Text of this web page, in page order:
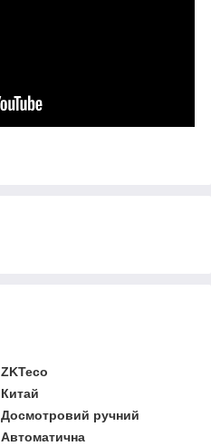
ZKTeco
Китай
Досмотровий ручний
Автоматична